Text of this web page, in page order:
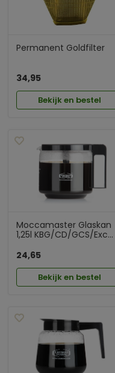
Permanent Goldfilter
34,95
Bekijk en bestel
Moccamaster Glaskan
1,25l KBG/CD/GCS/Exc...
24,65
Bekijk en bestel